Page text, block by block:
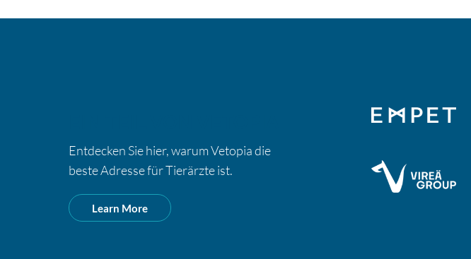
Entdecken Sie hier, warum Vetopia die
beste Adresse für Tierärzte ist.
Learn More